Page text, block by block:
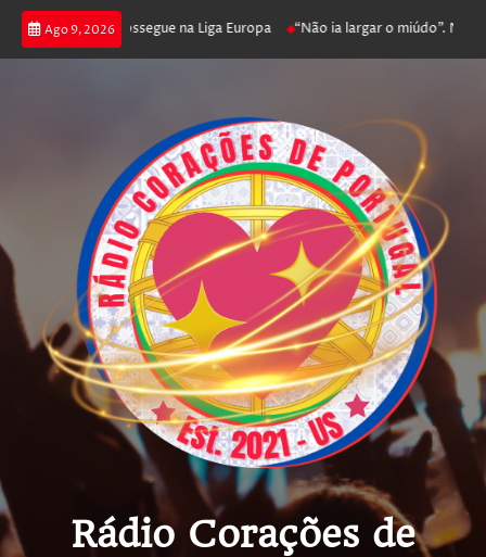
Ago 9, 2026
poker e prossegue na Liga Europa “Não ia largar o miúdo”.
Rádio Corações de